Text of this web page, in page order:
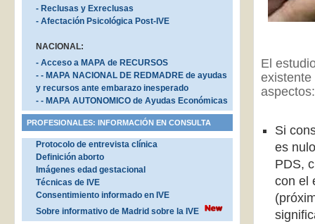
El
aspectos:
Si
es
PDS,
con el
- Reclusas y Exreclusas
- Afectación Psicológica Post-IVE
NACIONAL:
- Acceso a MAPA de RECURSOS
- - MAPA NACIONAL DE REDMADRE de ayudas
y recursos ante embarazo inesperado
- - MAPA AUTONOMICO de Ayudas Económicas
PROFESIONALES: INFORMACIÓN EN CONSULTA
Protocolo de entrevista clínica
Definición aborto
Imágenes edad gestacional
Técnicas de IVE
Consentimiento informado en IVE
Sobre informativo de Madrid sobre la IVE